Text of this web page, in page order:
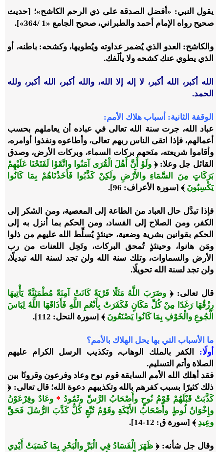
يقول النبي: «أفضل الصدقة على ذي الرحم الكاشح»؛ [حديث
صحيح رواه الإمام أحمد والطبراني، صحيح الجامع «1 /364»].
والكاشح: العدو الذي يُضمر عداوته ويُطويها، وكشحه: باطنه، أو
الذي يطوي عنك كشحه ولا يألَفك.
الله أكبر، الله أكبر، لا إله إلا الله، والله أكبر، الله أكبر، ولله
الحمد.
الوقفة الثانية: أسباب هلاك الأمم:
عباد الله، جرت سنة الله تعالى في عباده أن يعاملهم بحسب
أعمالهم، فإذا اتقى الناس ربهم تعالى، وأطاعوه ونفذوا أوامره،
وأقاموا شريعته، منَحهم بركات السماء، وبركات الأرض، وصدق
القائل جل وعلا:﴿ولَوْ أَنَّ أَهْلَ الْقُرَى آمَنُوا واتَّقَوْا لَفَتَحْنَا عَلَيْهِمْ
بَرَكَاتٍ مِنَ السَّمَاءِ والأَرْضِ ولَكِنْ كَذَّبُوا فَأَخَذْنَاهُمْ بِمَا كَانُوا
يَكْسِبُونَ ﴾ [سورة الأعراف: 96].
فإذا تبدَّل حال العباد من الطاعة إلى المعصية، ومن الشكر إلى
الكفر، ومن الصلاح إلى الفساد، ومن الحكم بما أنزل به إلى
الحكم بقوانين بشرية وضعية، حينئذٍ يُسلِّط الله عليهم من ذلوا
ومَن هانوا، وحينئذٍ تُمحق البركات، وتَحِل اللعنات من رب
الأرض والسماوات، وتلك سنة الله ولن تجد لسنة الله تبديلًا،
ولن تجد لسنة الله تحويلًا.
قال تعالى:﴿وضَرَبَ اللَّهُ مَثَلًا قَرْيَةً كَانَتْ آمِنَةً مُطْمَئِنَّةً يَأْتِيهَا
رِزْقُهَا رَغَدًا مِنْ كُلِّ مَكَانٍ فَكَفَرَتْ بِأَنْعُمِ اللَّهِ فَأَذَاقَهَا اللَّهُ لِبَاسَ
الْجُوعِ والْخَوْفِ بِمَا كَانُوا يَصْنَعُونَ ﴾ [سورة النحل: 112].
ما الأسباب التي بها يحل الهلاك بالأمم؟
أولًا:
الكفر بالملك الوهاب، وتكذيب الرسل الكرام عليهم
الصلاة وأتم التسليم.
فقد أهلك الله الأمم السابقة قوم نوح وعاد وفرعون وقرونًا بين
ذلك كثيرًا بسبب كفرهم بالله وتكذيبهم دعوة الله؛ قال تعالى: ﴿
كَذَّبَتْ قَبْلَهُمْ قَوْمُ نُوحٍ وأَصْحَابُ الرَّسِّ وثَمُودُ *وعَادٌ وفِرْعَوْنُ
وإِخْوَانُ لُوطٍ وأَصْحَابُ الأَيْكَةِ وقَوْمُ تُبَّعٍ كُلٌّ كَذَّبَ الرُّسُلَ فَحَقَّ
وعِيدِ ﴾ [سورة ق: 12-14].
وقال جل شأنه: ﴿ ظَهَرَ الْفَسَادُ فِي الْبَرِّ والْبَحْرِ بِمَا كَسَبَتْ أَيْدِي